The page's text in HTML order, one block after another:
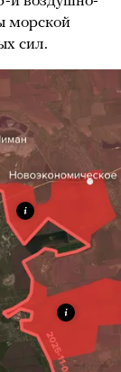
морской
сил.